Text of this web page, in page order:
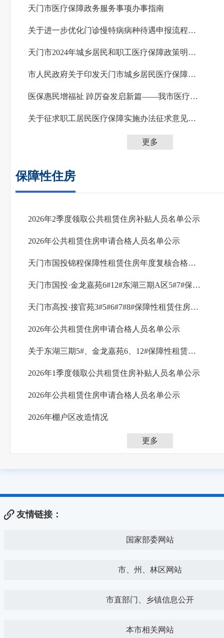
天门市医疗保障政务服务事项办事指南
关于进一步优化门诊慢特病病种待遇申报流程的公告
天门市2024年城乡居民和职工医疗保障政策明白卡
市人民政府关于印发天门市城乡居民医疗保障实施办法和天门市职工医疗保障实施办法的通知
医保惠民增福祉 踔厉奋发启新篇——我市医疗保障工作综述
关于征求职工居民医疗保障实施办法征求意见稿意见的通知
更多
保障性住房
2026年2季度领取公共租赁住房补贴人员名单公示
2026年公共租赁住房申请合格人员名单公示
天门市国投锦程保障性租赁住房年度复核合格人员名单公示
天门市国投·金龙嘉苑6#12#东湖三期A区5#7#保障性租赁住房年度复核合格人员名单公示
天门市高投·接官苑3#5#6#7#8#保障性租赁住房年度复核合格人员名单公示
2026年公共租赁住房申请合格人员名单公示
关于东湖三期5#、金龙嘉苑6、12#保障性租赁住房租户资格复核的通知
2026年1季度领取公共租赁住房补贴人员名单公示
2026年公共租赁住房申请合格人员名单公示
2026年棚户区改造情况
更多
友情链接：
国家部委网站
市、州、林区网站
市直部门、乡镇信息公开
本市相关网站